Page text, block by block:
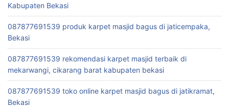
Kabupaten Bekasi
087877691539 produk karpet masjid bagus di jaticempaka,
Bekasi
087877691539 rekomendasi karpet masjid terbaik di
mekarwangi, cikarang barat kabupaten bekasi
087877691539 toko online karpet masjid bagus di jatikramat,
Bekasi